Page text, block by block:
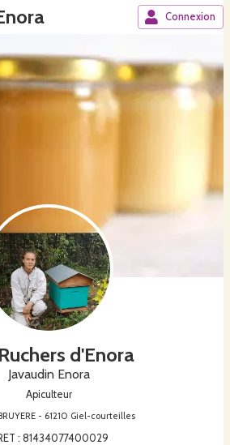
Connexion
d'Enora
Javaudin Enora
Apiculteur
- 61210 Giel-courteilles
: 81434077400029